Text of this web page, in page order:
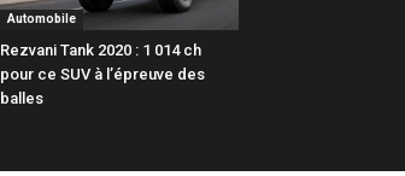
Automobile
Rezvani Tank 2020 : 1 014 ch
pour ce SUV à l’épreuve des
balles